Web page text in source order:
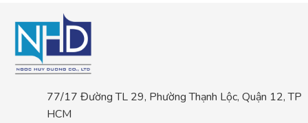
77/17 Đường TL 29, Phường Thạnh Lộc, Quận 12, TP
HCM